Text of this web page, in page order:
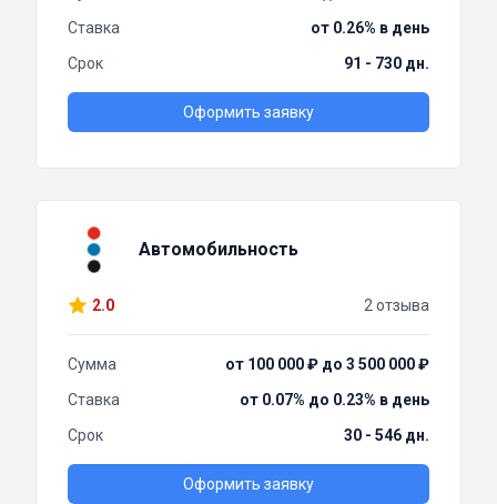
Ставка
от 0.26% в день
Срок
91 - 730 дн.
Оформить заявку
Автомобильность
2.0 2 отзыва
Сумма
от 100 000 ₽ до 3 500 000 ₽
Ставка
от 0.07% до 0.23% в день
Срок
30 - 546 дн.
Оформить заявку